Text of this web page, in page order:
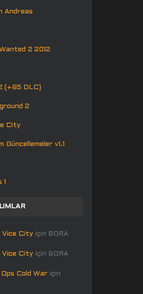
Andreas
2 2012
(+65 DLC)
2
City
v1.1
Vice City için BORA
Vice City için BORA
Cold War için